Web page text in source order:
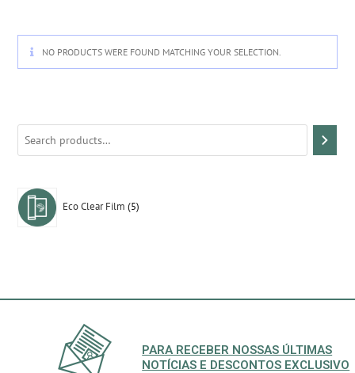
NO PRODUCTS WERE FOUND MATCHING YOUR SELECTION.
Eco Clear Film 5
PARA RECEBER NOSSAS ÚLTIMAS
NOTÍCIAS E DESCONTOS EXCLUSIVO